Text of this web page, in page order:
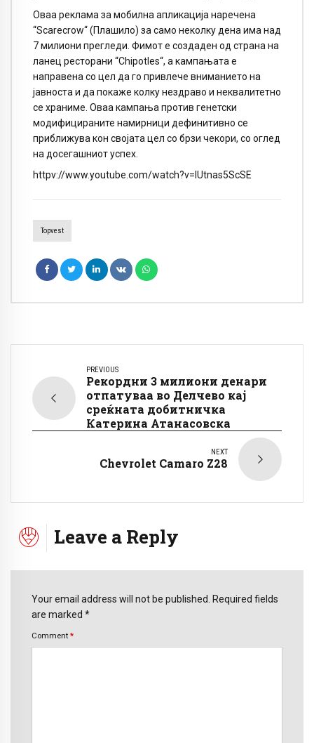
Оваа реклама за мобилна апликација наречена
“Scarecrow“(Плашило) за само неколку дена има над
7 милиони прегледи. Фимот е создаден од страна на
ланец ресторани “Chipotles“, а кампањата е
направена со цел да го привлече вниманието на
јавноста и да покаже колку нездраво и неквалитетно
се храниме. Оваа кампања против генетски
модифицираните намирници дефинитивно се
приближува кон својата цел со брзи чекори, со оглед
на досегашниот успех.
httpv://www.youtube.com/watch?v=lUtnas5ScSE
Topvest
PREVIOUS
Рекордни 3 милиони денари
отпатуваа во Делчево кај
среќната добитничка
Катерина Атанасовска
NEXT
Chevrolet Camaro Z28
Leave a Reply
Your email address will not be published. Required fields
are marked *
Comment *